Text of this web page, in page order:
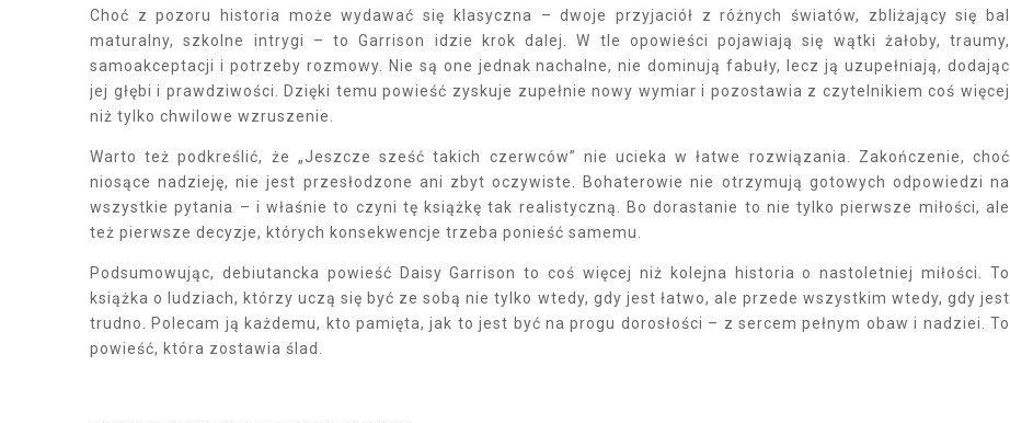
Choć z pozoru historia może wydawać się klasyczna – dwoje przyjaciół z różnych światów, zbliżający się bal
maturalny, szkolne intrygi – to Garrison idzie krok dalej. W tle opowieści pojawiają się wątki żałoby, traumy,
samoakceptacji i potrzeby rozmowy. Nie są one jednak nachalne, nie dominują fabuły, lecz ją uzupełniają, dodając
jej głębi i prawdziwości. Dzięki temu powieść zyskuje zupełnie nowy wymiar i pozostawia z czytelnikiem coś więcej
niż tylko chwilowe wzruszenie.
Warto też podkreślić, że „Jeszcze sześć takich czerwców” nie ucieka w łatwe rozwiązania. Zakończenie, choć
niosące nadzieję, nie jest przesłodzone ani zbyt oczywiste. Bohaterowie nie otrzymują gotowych odpowiedzi na
wszystkie pytania – i właśnie to czyni tę książkę tak realistyczną. Bo dorastanie to nie tylko pierwsze miłości, ale
też pierwsze decyzje, których konsekwencje trzeba ponieść samemu.
Podsumowując, debiutancka powieść Daisy Garrison to coś więcej niż kolejna historia o nastoletniej miłości. To
książka o ludziach, którzy uczą się być ze sobą nie tylko wtedy, gdy jest łatwo, ale przede wszystkim wtedy, gdy jest
trudno. Polecam ją każdemu, kto pamięta, jak to jest być na progu dorosłości – z sercem pełnym obaw i nadziei. To
powieść, która zostawia ślad.